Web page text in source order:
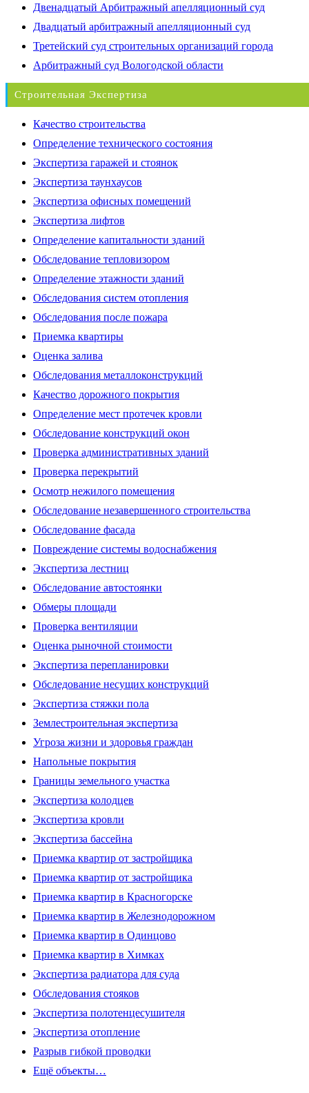
Двенадцатый Арбитражный апелляционный суд
Двадцатый арбитражный апелляционный суд
Третейский суд строительных организаций города
Арбитражный суд Вологодской области
Строительная Экспертиза
Качество строительства
Определение технического состояния
Экспертиза гаражей и стоянок
Экспертиза таунхаусов
Экспертиза офисных помещений
Экспертиза лифтов
Определение капитальности зданий
Обследование тепловизором
Определение этажности зданий
Обследования систем отопления
Обследования после пожара
Приемка квартиры
Оценка залива
Обследования металлоконструкций
Качество дорожного покрытия
Определение мест протечек кровли
Обследование конструкций окон
Проверка административных зданий
Проверка перекрытий
Осмотр нежилого помещения
Обследование незавершенного строительства
Обследование фасада
Повреждение системы водоснабжения
Экспертиза лестниц
Обследование автостоянки
Обмеры площади
Проверка вентиляции
Оценка рыночной стоимости
Экспертиза перепланировки
Обследование несущих конструкций
Экспертиза стяжки пола
Землестроительная экспертиза
Угроза жизни и здоровья граждан
Напольные покрытия
Границы земельного участка
Экспертиза колодцев
Экспертиза кровли
Экспертиза бассейна
Приемка квартир от застройщика
Приемка квартир от застройщика
Приемка квартир в Красногорске
Приемка квартир в Железнодорожном
Приемка квартир в Одинцово
Приемка квартир в Химках
Экспертиза радиатора для суда
Обследования стояков
Экспертиза полотенцесушителя
Экспертиза отопление
Разрыв гибкой проводки
Ещё объекты…